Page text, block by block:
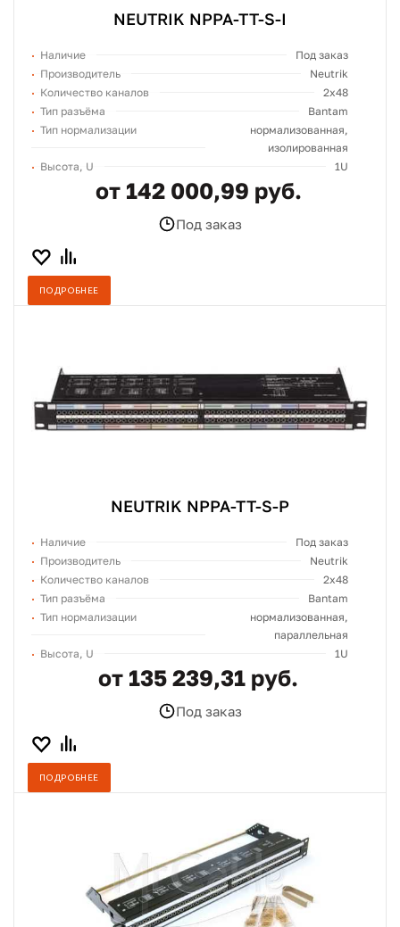
NEUTRIK NPPA-TT-S-I
Наличие
Под заказ
Производитель
Neutrik
Количество каналов
2x48
Тип разъёма
Bantam
Тип нормализации
нормализованная,
изолированная
Высота, U
1U
от 142 000,99 руб.
Под заказ
ПОДРОБНЕЕ
NEUTRIK NPPA-TT-S-P
Наличие
Под заказ
Производитель
Neutrik
Количество каналов
2x48
Тип разъёма
Bantam
Тип нормализации
нормализованная,
параллельная
Высота, U
1U
от 135 239,31 руб.
Под заказ
ПОДРОБНЕЕ